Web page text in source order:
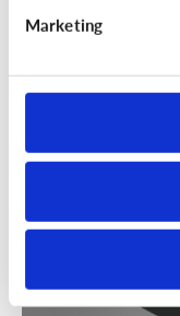
Marketing